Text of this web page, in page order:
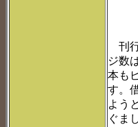
刊
ジ数
本も
す。
よう
ぐま